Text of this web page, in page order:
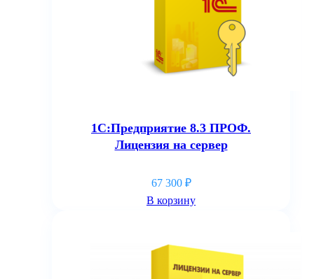
1С:Предприятие 8.3 ПРОФ.
Лицензия на сервер
67 300 ₽
В корзину